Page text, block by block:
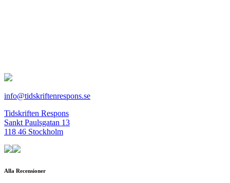
info@tidskriftenrespons.se
Tidskriften Respons
Sankt Paulsgatan 13
118 46 Stockholm
Alla Recensioner